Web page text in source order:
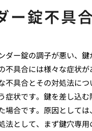
ー錠不具
ダー錠の調子が悪い、
不具合には様々な症状
不具合とその対処法に
症状です。鍵を差し込
場合です。原因として
法として、まず鍵穴専